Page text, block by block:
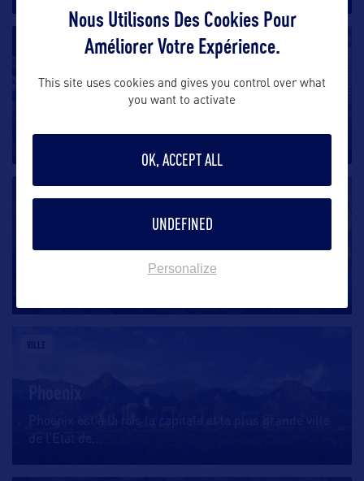
Prescott
et Flagstaff, Prescott
Au sud de l’Arizona, située à la confluence du fleuve
VILLE
Nous Utilisons Des Cookies Pour
Améliorer Votre Expérience.
This site uses cookies and gives you control over what
you want to activate
OK, ACCEPT ALL
UNDEFINED
Personalize